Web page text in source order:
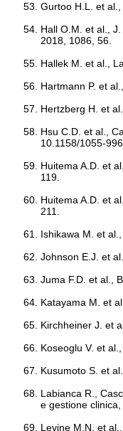
Gurtoo H.L. et al.,
Hall O.M. et al., J.
2018, 1086, 56.
Hallek M. et al.,
Hartmann P. et
Hertzberg H. et
Hsu C.D. et al.,
10.1158/1055-
Huitema A.D. et
119.
Huitema A.D. et
211.
Ishikawa M. et
Johnson E.J. et
Juma F.D. et al.,
Katayama M. et
Kirchheiner J. et
Koseoglu V. et
Kusumoto S. et
Labianca R.,
e gestione clinica,
Levine M.N. et